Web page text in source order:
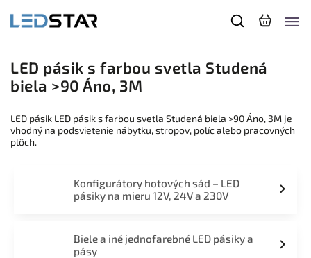
LED pásik s farbou svetla Studená
biela >90 Áno, 3M
LED pásik LED pásik s farbou svetla Studená biela >90 Áno, 3M je
vhodný na podsvietenie nábytku, stropov, políc alebo pracovných
plôch.
Konfigurátory hotových sád – LED
pásiky na mieru 12V, 24V a 230V
Biele a iné jednofarebné LED pásiky a
pásy